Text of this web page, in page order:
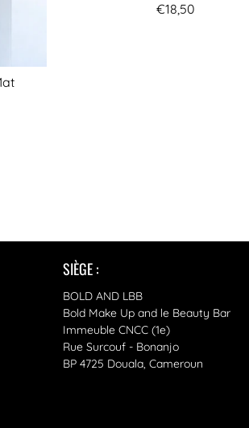
€18,50
SIÈGE :
BOLD AND LBB
Bold Make Up and le Beauty Bar
Immeuble CNCC (1e)
Rue Surcouf - Bonanjo
BP 4725 Douala, Cameroun